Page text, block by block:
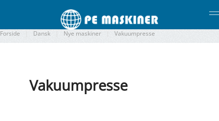
Gå til hovedindhold
Forside Dansk Nye maskiner Vakuumpresse
Vakuumpresse